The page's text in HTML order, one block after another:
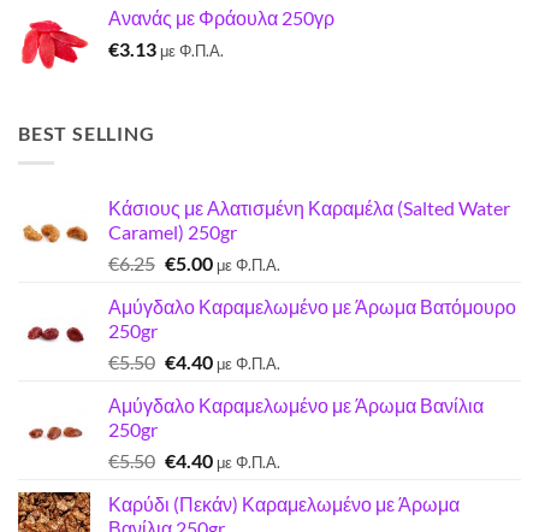
was:
€7.22.
τιμή
είναι:
Ανανάς με Φράουλα 250γρ
€3.13 με Φ.Π.Α.
BEST SELLING
Κάσιους με Αλατισμένη Καραμέλα (Salted Water
Caramel) 250gr
€6.25 Original
was:
€5.00Η
τιμή
€5.00.
με Φ.Π.Α.
Αμύγδαλο Καραμελωμένο με Άρωμα Βατόμουρο
250gr
€5.50 Original
was:
€4.40Η
τιμή
€4.40.
με Φ.Π.Α.
Αμύγδαλο Καραμελωμένο με Άρωμα Βανίλια
250gr
€5.50 Original
was:
€4.40Η
τιμή
με Φ.Π.Α.
Καρύδι (Πεκάν) Καραμελωμένο με Άρωμα